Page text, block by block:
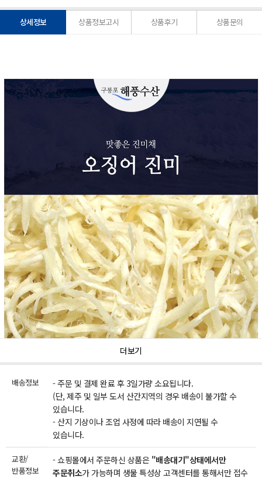
상세정보 상품정보고시 상품후기 상품문의
더보기
배송정보
- 주문 및 결제 완료 후 3일가량 소요됩니다.
(단, 제주 및 일부 도서 산간지역의 경우 배송이 불가할 수
있습니다.
- 산지 기상이나 조업 사정에 따라 배송이 지연될 수
있습니다.
교환/
반품정보
- 쇼핑몰에서 주문하신 상품은 "배송대기"상태에서만
주문취소가 가능하며 생물 특성상 고객센터를 통해서만 접수